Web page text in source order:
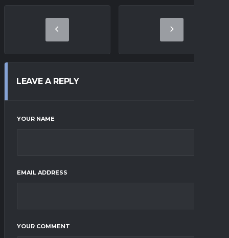
LEAVE A REPLY
YOUR NAME
EMAIL ADDRESS
YOUR COMMENT